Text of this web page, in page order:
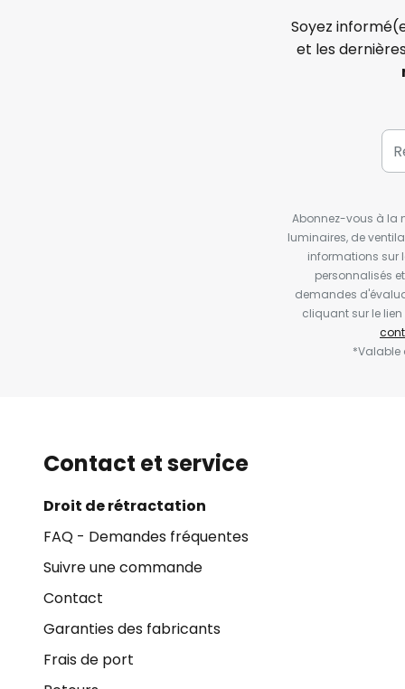
Soyez
et les
Abonnez-vous à la
luminaires, de
informations sur
personnalisés
demandes
cliquant sur le
*Valable
Contact et service
Droit de rétractation
FAQ - Demandes fréquentes
Suivre une commande
Contact
Garanties des fabricants
Frais de port